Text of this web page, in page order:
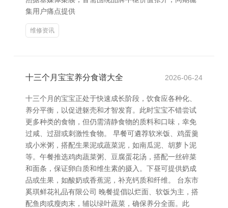
集用户痛点提供
维修资讯
十三个月宝宝养分食谱大全 2026-06-24
十三个月的宝宝正处于快速成长阶段，饮食应各种化、
养分平衡，以促进躯壳和才智发育。此时宝宝不错尝试
更多种类的食物，但仍需清静食物的质料和口味，幸免
过咸、过甜或刺激性食物。 早餐可遴荐软米饭、鸡蛋羹
或小米粥，搭配生果泥或蔬菜泥，如南瓜泥、胡萝卜泥
等。午餐推选鸡肉蔬菜粥、豆腐蛋花汤，搭配一丝碎菜
和面条，保证卵白质和维生素的摄入。下昼可提供奶成
品或生果，如酸奶或香蕉泥，补充钙质和纤维。 台东市
奚琪鲜花礼品有限公司 晚餐提倡以烂面、软饭为主，搭
配鱼肉或瘦肉末，辅以绿叶蔬菜，确保养分全面。此